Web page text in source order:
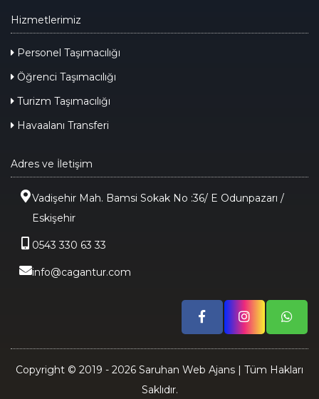
Hizmetlerimiz
Personel Taşımacılığı
Öğrenci Taşımacılığı
Turizm Taşımacılığı
Havaalanı Transferi
Adres ve İletişim
Vadişehir Mah. Bamsi Sokak No :36/ E Odunpazarı /
Eskişehir
0543 330 63 33
info@cagantur.com
Copyright © 2019 - 2026 Saruhan Web Ajans | Tüm Hakları
Saklıdır.